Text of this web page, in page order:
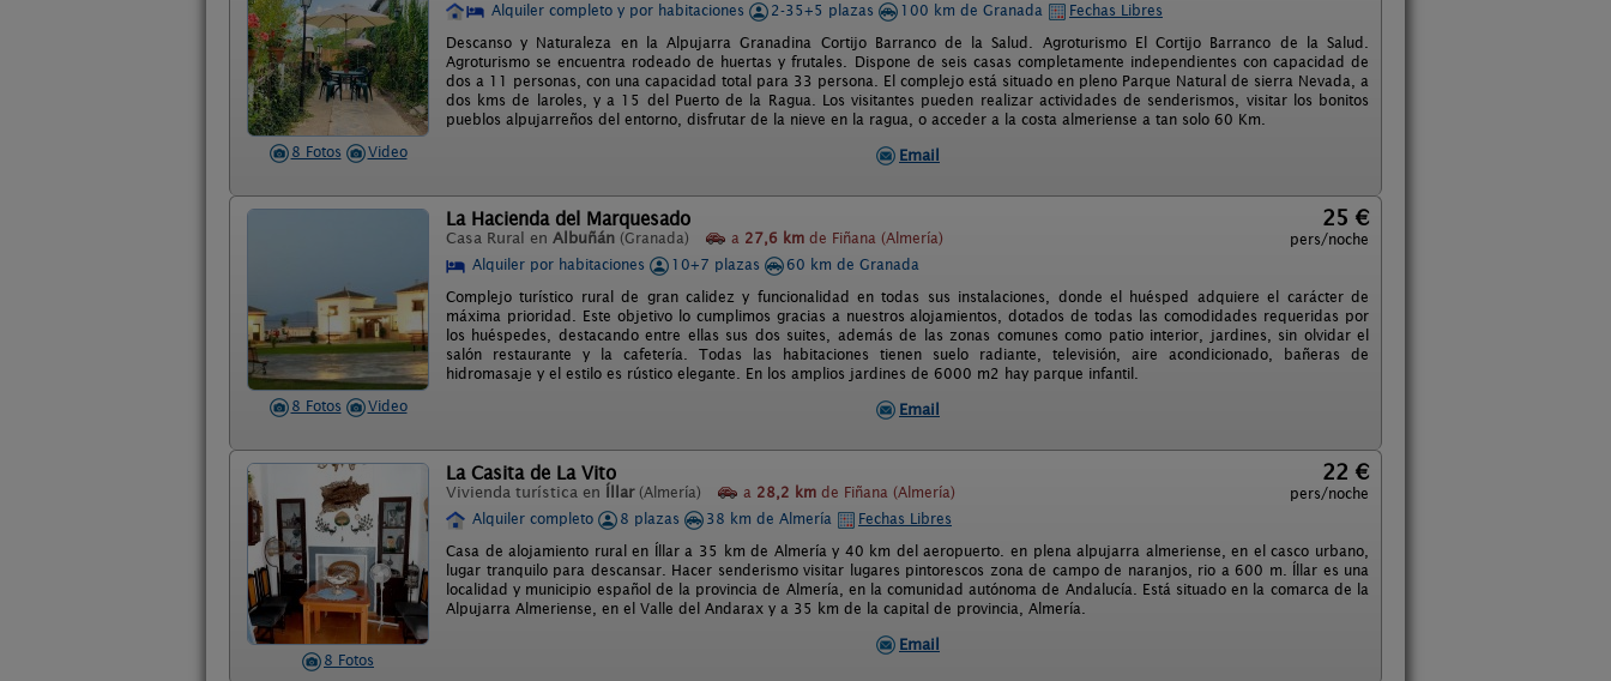
8 Fotos Video
Alquiler completo y por habitaciones
2-35+5 plazas 100 km de Granada
Fechas Libres
Descanso y Naturaleza en la Alpujarra Granadina Cortijo Barranco de la Salud. Agroturismo El Cortijo Barranco de la Salud.
Agroturismo se encuentra rodeado de huertas y frutales. Dispone de seis casas completamente independientes con capacidad de
dos a 11 personas, con una capacidad total para 33 persona. El complejo está situado en pleno Parque Natural de sierra Nevada, a
dos kms de laroles, y a 15 del Puerto de la Ragua. Los visitantes pueden realizar actividades de senderismos, visitar los bonitos
pueblos alpujarreños del entorno, disfrutar de la nieve en la ragua, o acceder a la costa almeriense a tan solo 60 Km.
Email
8 Fotos Video
La Hacienda del Marquesado
Casa Rural en Albuñán (Granada) a 27,6 km de Fiñana (Almería)
25 €
pers/noche
Alquiler por habitaciones
10+7 plazas
60 km de Granada
Complejo turístico rural de gran calidez y funcionalidad en todas sus instalaciones, donde el huésped adquiere el carácter de
máxima prioridad. Este objetivo lo cumplimos gracias a nuestros alojamientos, dotados de todas las comodidades requeridas por
los huéspedes, destacando entre ellas sus dos suites, además de las zonas comunes como patio interior, jardines, sin olvidar el
salón restaurante y la cafetería. Todas las habitaciones tienen suelo radiante, televisión, aire acondicionado, bañeras de
hidromasaje y el estilo es rústico elegante. En los amplios jardines de 6000 m2 hay parque infantil.
Email
8 Fotos
La Casita de La Vito
Vivienda turística en Íllar (Almería) a 28,2 km de Fiñana (Almería)
22 €
pers/noche
Alquiler completo
8 plazas 38 km de Almería
Fechas Libres
Casa de alojamiento rural en Íllar a 35 km de Almería y 40 km del aeropuerto. en plena alpujarra almeriense, en el casco urbano,
lugar tranquilo para descansar. Hacer senderismo visitar lugares pintorescos zona de campo de naranjos, rio a 600 m. Íllar es una
localidad y municipio español de la provincia de Almería, en la comunidad autónoma de Andalucía. Está situado en la comarca de la
Alpujarra Almeriense, en el Valle del Andarax y a 35 km de la capital de provincia, Almería.
Email